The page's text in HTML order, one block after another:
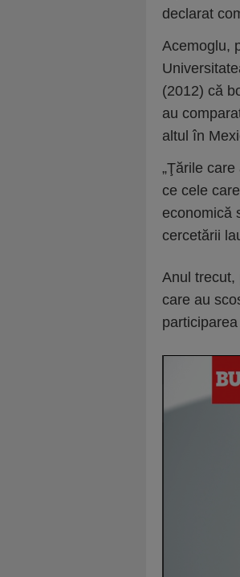
declarat
Acemoglu,
(2012) că
au
altul în
„Ţările
ce cele
economică
cercetării
Anul trecut,
care au